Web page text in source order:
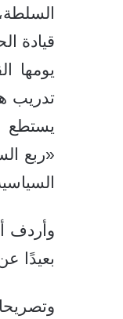
قيادة
يومها
تدريب
يستطع
«ربع
وأردف
بعيدًا